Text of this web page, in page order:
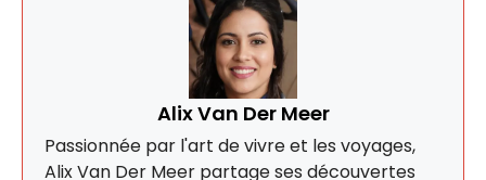
Alix Van Der Meer
Passionnée par l'art de vivre et les voyages,
Alix Van Der Meer partage ses découvertes